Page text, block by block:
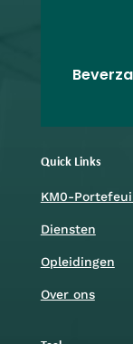
Quick Links
KM0-
Diensten
Opleidingen
Over ons